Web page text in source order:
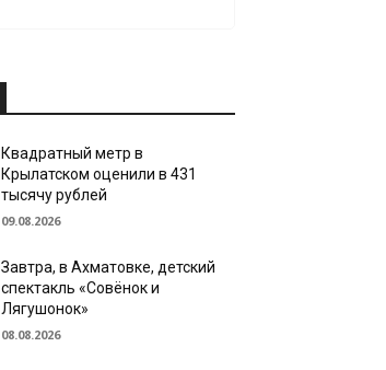
Квадратный метр в
Крылатском оценили в 431
тысячу рублей
09.08.2026
Завтра, в Ахматовке, детский
спектакль «Совёнок и
Лягушонок»
08.08.2026